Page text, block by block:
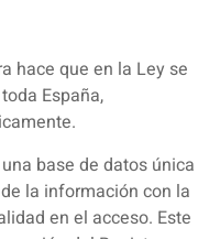
hace que en la Ley se
España,
base de datos única
la información con la
en el acceso. Este